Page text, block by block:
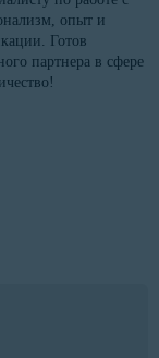
опыт и
Готов
партнера в сфере